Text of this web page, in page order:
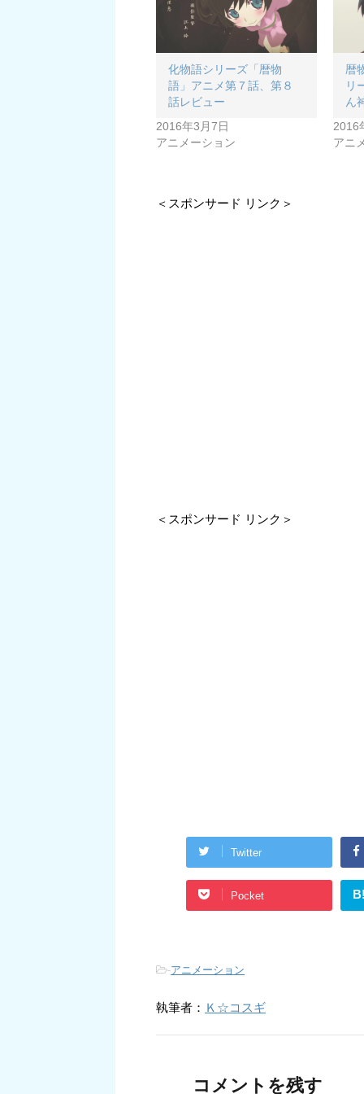
化物語シリーズ「暦物
語」アニメ第７話、第８
話レビュー
2016年3月7日
アニメーション
暦
リ
ん
2016
アニ
＜スポンサード リンク＞
＜スポンサード リンク＞
Twitter
Pocket
-アニメーション
執筆者： Ｋ☆コスギ
コメントを残す